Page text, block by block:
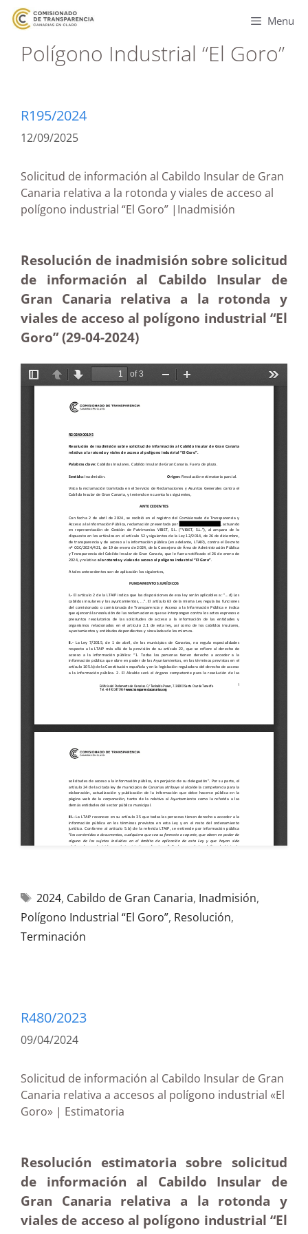
Menu
Polígono Industrial “El Goro”
R195/2024
12/09/2025
Solicitud de información al Cabildo Insular de Gran
Canaria relativa a la rotonda y viales de acceso al
polígono industrial “El Goro” |Inadmisión
Resolución de inadmisión sobre solicitud
de información al Cabildo Insular de
Gran Canaria relativa a la rotonda y
viales de acceso al polígono industrial “El
Goro” (29-04-2024)
2024, Cabildo de Gran Canaria, Inadmisión,
Polígono Industrial “El Goro”, Resolución,
Terminación
R480/2023
09/04/2024
Solicitud de información al Cabildo Insular de Gran
Canaria relativa a accesos al polígono industrial «El
Goro» | Estimatoria
Resolución estimatoria sobre solicitud
de información al Cabildo Insular de
Gran Canaria relativa a la rotonda y
viales de acceso al polígono industrial “El